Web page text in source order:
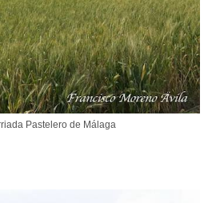
Pastelero de Málaga